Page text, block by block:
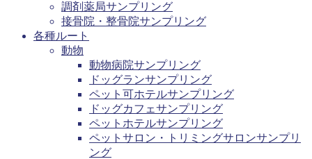
調剤薬局サンプリング
接骨院・整骨院サンプリング
各種ルート
動物
動物病院サンプリング
ドッグランサンプリング
ペット可ホテルサンプリング
ドッグカフェサンプリング
ペットホテルサンプリング
ペットサロン・トリミングサロンサンプリ
ング